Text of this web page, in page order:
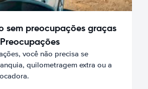
sem preocupações graças
você não precisa se
quilometragem extra ou a